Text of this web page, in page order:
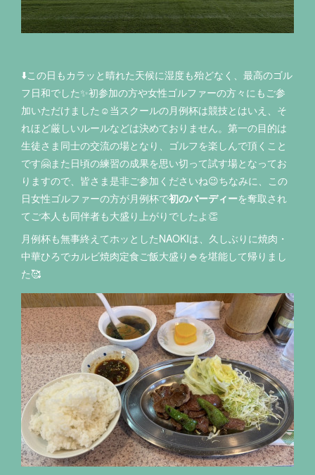
⬇️この日もカラッと晴れた天候に湿度も殆どなく、最高のゴル
フ日和でした✨初参加の方や女性ゴルファーの方々にもご参
加いただけました☺️当スクールの月例杯は競技とはいえ、そ
れほど厳しいルールなどは決めておりません。第一の目的は
生徒さま同士の交流の場となり、ゴルフを楽しんで頂くこと
です🤗また日頃の練習の成果を思い切って試す場となってお
りますので、皆さま是非ご参加くださいね😉ちなみに、この
日女性ゴルファーの方が月例杯で初のバーディーを奪取され
てご本人も同伴者も大盛り上がりでしたよ👏
月例杯も無事終えてホッとしたNAOKIは、久しぶりに焼肉・
中華ひろでカルビ焼肉定食ご飯大盛り🍚を堪能して帰りまし
た🥰